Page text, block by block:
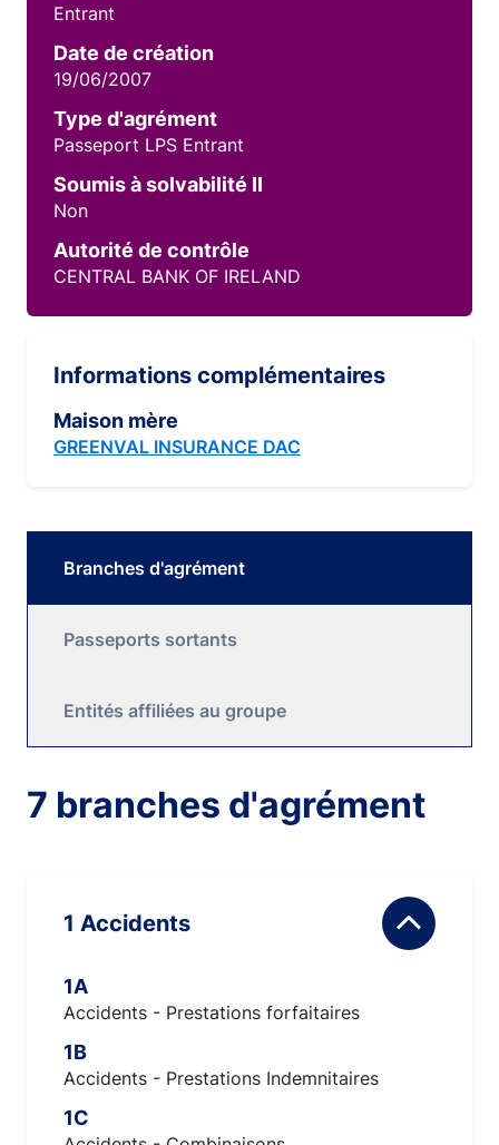
Entrant
Date de création
19/06/2007
Type d'agrément
Passeport LPS Entrant
Soumis à solvabilité II
Non
Autorité de contrôle
CENTRAL BANK OF IRELAND
Informations complémentaires
Maison mère
GREENVAL INSURANCE DAC
Branches d'agrément
Passeports sortants
Entités affiliées au groupe
7 branches d'agrément
1 Accidents
1A
Accidents - Prestations forfaitaires
1B
Accidents - Prestations Indemnitaires
1C